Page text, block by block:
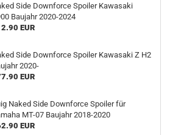
Side Downforce Spoiler Kawasaki
Baujahr 2020-2024
EUR
Side Downforce Spoiler Kawasaki Z H2
2020-
EUR
Naked Side Downforce Spoiler für
MT-07 Baujahr 2018-2020
EUR